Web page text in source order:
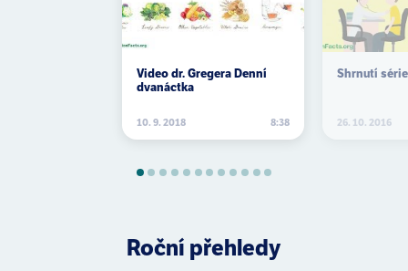
Video dr. Gregera Denní
dvanáctka
10. 9. 2018 8:38
Shrnutí
26. 10. 2016
Roční přehledy